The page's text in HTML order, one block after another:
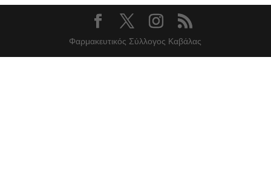
Φαρμακευτικός Σύλλογος Καβάλας